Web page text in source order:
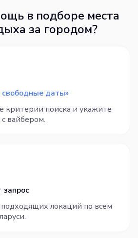
в подборе места
за городом?
свободные даты»
критерии поиска и укажите
вайбером.
запрос
локаций по всем